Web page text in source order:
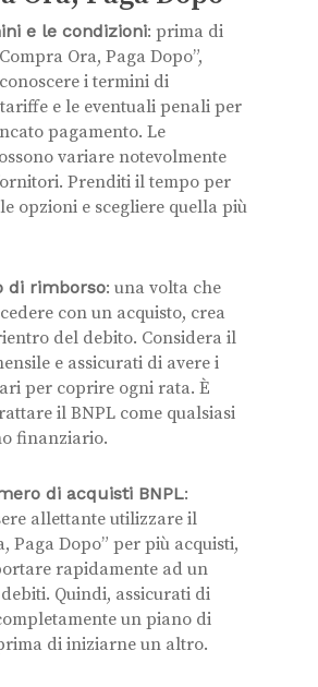
e le condizioni: prima di
Ora, Paga Dopo”,
i termini di
e le eventuali penali per
pagamento. Le
variare notevolmente
Prenditi il tempo per
opzioni e scegliere quella più
di rimborso: una volta che
con un acquisto, crea
del debito. Considera il
e assicurati di avere i
per coprire ogni rata. È
il BNPL come qualsiasi
finanziario.
di acquisti BNPL:
allettante utilizzare il
Paga Dopo” per più acquisti,
rapidamente ad un
Quindi, assicurati di
un piano di
di iniziarne un altro.